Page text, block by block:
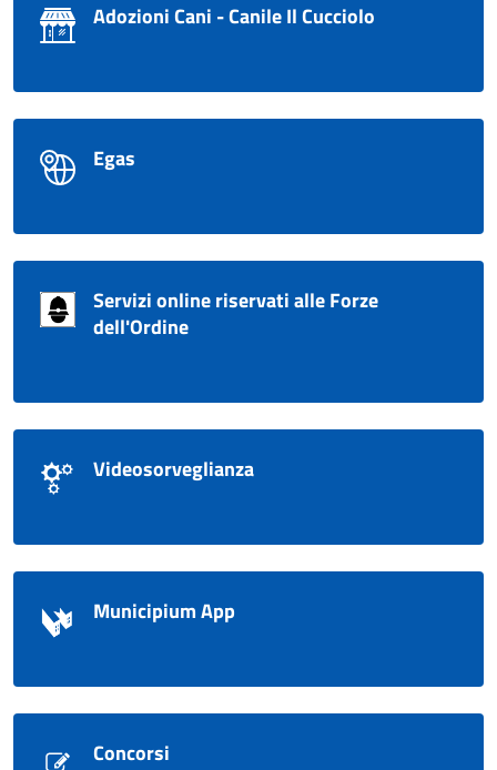
Adozioni Cani - Canile Il Cucciolo
Egas
Servizi online riservati alle Forze
dell'Ordine
Videosorveglianza
Municipium App
Concorsi